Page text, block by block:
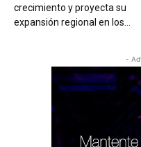
crecimiento y proyecta su
expansión regional en los...
-